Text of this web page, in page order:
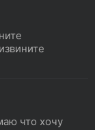
что хочу